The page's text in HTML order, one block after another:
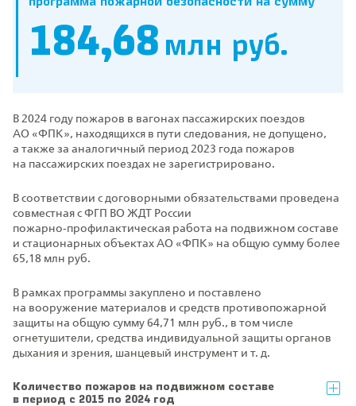
184,68 млн руб.
В 2024 году пожаров в вагонах пассажирских поездов
АО «ФПК», находящихся в пути следования, не допущено,
а также за аналогичный период 2023 года пожаров
на пассажирских поездах не зарегистрировано.
В соответствии с договорными обязательствами проведена
совместная с ФГП ВО ЖДТ России
пожарно‑профилактическая работа на подвижном составе
и стационарных объектах АО «ФПК» на общую сумму более
65,18 млн руб.
В рамках программы закуплено и поставлено
на вооружение материалов и средств противопожарной
защиты на общую сумму 64,71 млн руб., в том числе
огнетушители, средства индивидуальной защиты органов
дыхания и зрения, шанцевый инструмент и т. д.
Количество пожаров на подвижном составе
в период с 2015 по 2024 год